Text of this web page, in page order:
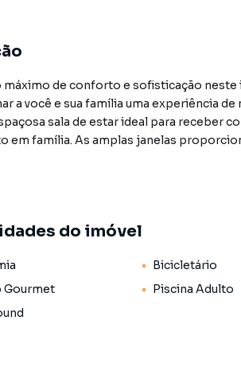
máximo de conforto e sofisticação
a você e sua família uma experiência
sala de estar ideal para receber
em família. As amplas janelas
com eletrodomésticos e
área de lazer e com 4 vagas. Preço
do imóvel
Bicicletário
Gourmet
Piscina Adulto